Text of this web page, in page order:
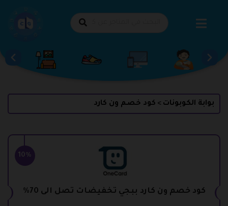
بوابة الكوبونات > كود خصم ون كارد
10%
كود خصم ون كارد ببجي تخفيضات تصل الى 70%